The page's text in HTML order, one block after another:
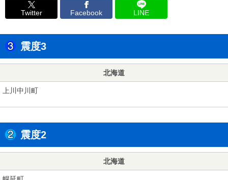
Twitter Facebook LINE
震度3
北海道
上川中川町
震度2
北海道